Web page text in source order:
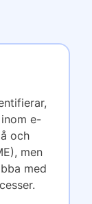
e-
och
men
med